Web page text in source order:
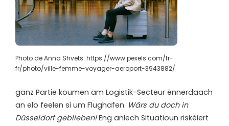
Photo de Anna Shvets: https://www.pexels.com/fr-
fr/photo/ville-femme-voyager-aeroport-3943882/
ganz Partie koumen am Logistik-Secteur ënnerdaach
an elo feelen si um Flughafen. Wärs du doch in
Düsseldorf geblieben!Eng änlech Situatioun riskéiert